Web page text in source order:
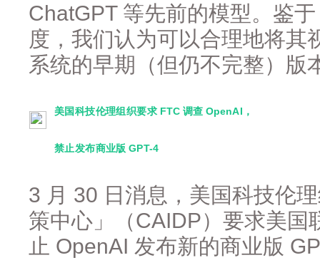
ChatGPT 等先前的模型。鉴
度，我们认为可以合理地将其
系统的早期（但仍不完整）版
美国科技伦理组织要求 FTC 调查 OpenAI，
禁止发布商业版 GPT-4
3 月 30 日消息，美国科技伦
策中心」（CAIDP）要求美国
止 OpenAI 发布新的商业版